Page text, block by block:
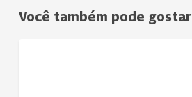
Você também pode gostar